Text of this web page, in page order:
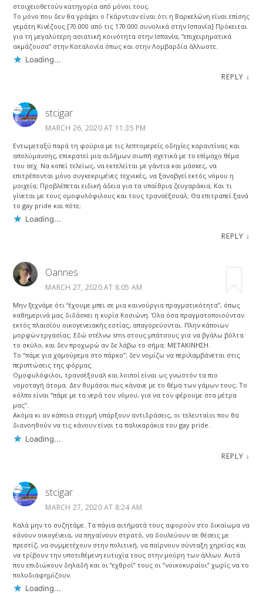
στοιχειοθετούν κατηγορία από μόνοι τους.
Το μόνο που δεν θα γράψει ο Γκάρντιαν είναι ότι η Βαρκελώνη είναι επίσης
γεμάτη Κινέζους [70.000 από τις 170.000 συνολικά στην Ισπανία] Πρόκειται
για τη μεγαλύτερη ασιατική κοινότητα στην Ισπανία, “επιχειρηματικά
ακμάζουσα” στην Καταλονία όπως και στην Λομβαρδία άλλωστε.
Loading...
REPLY ↓
stcigar
MARCH 26, 2020 AT 11:35 PM
Εντωμεταξύ παρά τη φούρια με τις λεπτομερείς οδηγίες καραντίνας και
απολύμανσης, επικρατεί μια αιδήμων σιωπή σχετικά με το επίμαχο θέμα
του σεχ. Να κοπεί τελείως, να εκτελείται με γάντια και μάσκες, να
επιτρέπονται μόνο συγκεκριμένες τεχνικές, να ξαναβγεί εκτός νόμου η
μοιχεία; Προβλέπεται ειδική άδεια για τα υπαίθρια ζευγαράκια; Και τι
γίνεται με τους ομοφυλόφιλους και τους τρανσέξουαλ; Θα επιτραπεί ξανά
το gay pride και πότε;
Loading...
REPLY ↓
Oannes
MARCH 27, 2020 AT 8:05 AM
Μην ξεχνάμε ότι “έχουμε μπει σε μια καινούργια πραγματικότητα”, όπως
καθημερινά μας διδάσκει η κυρία Κοσιώνη. Όλα όσα πραγματοποιούνταν
εκτός πλαισίου οικογενειακής εστίας, απαγορεύονται. Πλην κάποιων
μορφών εργασίας. Εδώ στέλνω sms στους μπάτσους για να βγάλω βόλτα
το σκύλο, και δεν προχωρώ αν δε λάβω το σήμα: ΜΕΤΑΚΙΝΗΣΗ.
Το “πάμε για χαμούρεμα στο πάρκο”; δεν νομίζω να περιλαμβάνεται στις
περιπτώσεις της φόρμας.
Ομοφυλόφιλοι, τρανσέξουαλ και λοιποί είναι ως γνωστόν τα πιο
νομοταγή άτομα. Δεν θυμάσαι πως κάνανε με το θέμα των γάμων τους; Το
κόλπο είναι “πάμε με τα νερά του νόμου, για να τον φέρουμε στα μέτρα
μας”.
Ακόμα κι αν κάποια στιγμή υπάρξουν αντιδράσεις, οι τελευταίοι που θα
διανοηθούν να τις κάνουν είναι τα παλικαράκια του gay pride.
Loading...
REPLY ↓
stcigar
MARCH 27, 2020 AT 8:24 AM
Καλά μην το συζητάμε. Τα πάγια αιτήματά τους αφορούν στο δικαίωμα να
κάνουν οικογένεια, να πηγαίνουν στρατό, να δουλεύουν σε θέσεις με
πρεστίζ, να συμμετέχουν στην πολιτική, να παίρνουν σύνταξη χηρείας και
να τρίβουν την υποτιθέμενη ευτυχία τους στην μούρη των άλλων. Αυτά
που επιδιώκουν δηλαδή και οι “εχθροί” τους οι “νοικοκυραίοι” χωρίς να το
πολυδιαφημίζουν.
Loading...